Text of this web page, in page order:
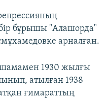
бұрышы "Алашорда"
арналған.
1930 жылғы
атылған 1938
ғимараттың